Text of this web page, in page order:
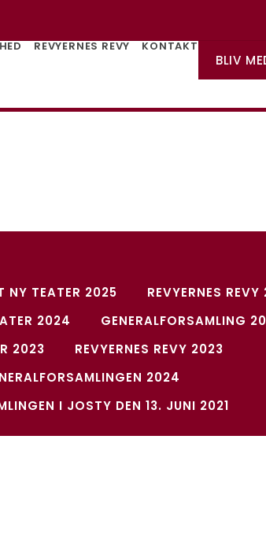
REVYERNES REVY KONTAKT
BLIV
NY TEATER 2025
REVYERNES
2024
GENERALFORSAMLING
2023
REVYERNES REVY 2023
2024
I JOSTY DEN 13. JUNI 2021